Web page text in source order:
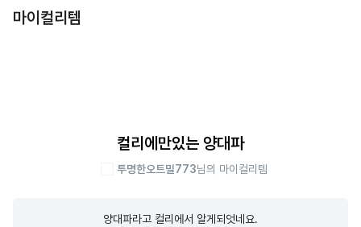
마이컬리템
컬리에만있는 양대파
투명한오트밀773님의 마이컬리템
양대파라고 컬리에서 알게되엇네요.